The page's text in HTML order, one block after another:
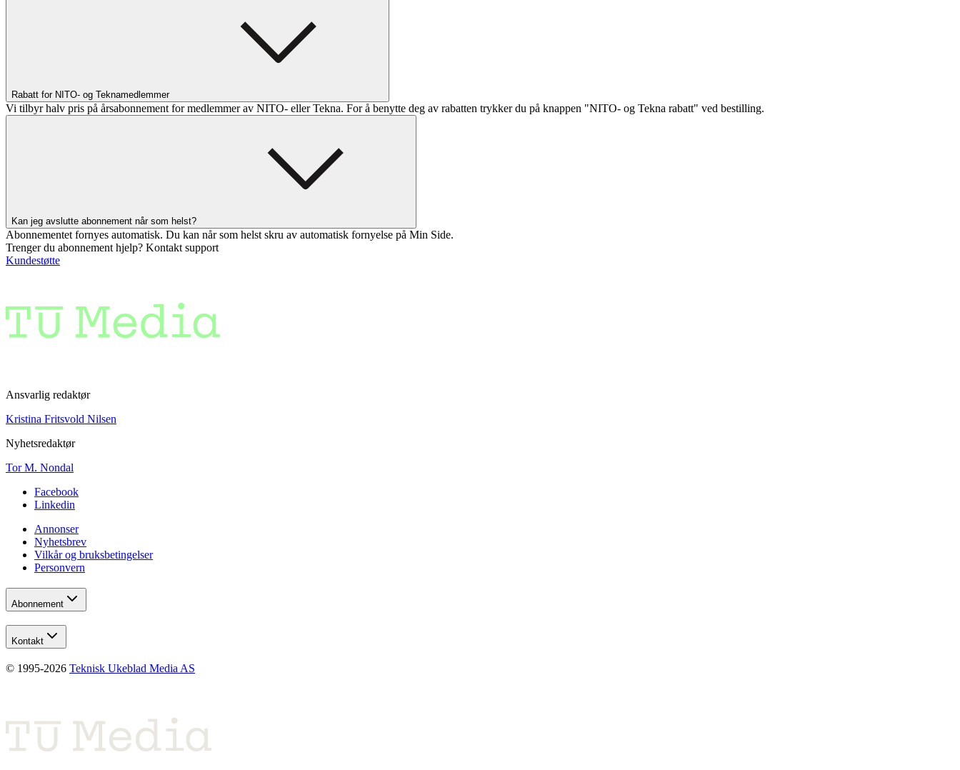
Rabatt for NITO- og Teknamedlemmer
Vi tilbyr halv pris på årsabonnement for medlemmer av NITO- eller Tekna. For å benytte deg av rabatten trykker du på knappen "NITO- og Tekna rabatt" ved bestilling.
Kan jeg avslutte abonnement når som helst?
Abonnementet fornyes automatisk. Du kan når som helst skru av automatisk fornyelse på Min Side.
Trenger du abonnement hjelp? Kontakt support
Kundestøtte
Ansvarlig redaktør
Kristina Fritsvold Nilsen
Nyhetsredaktør
Tor M. Nondal
Facebook
Linkedin
Annonser
Nyhetsbrev
Vilkår og bruksbetingelser
Personvern
Abonnement
Kontakt
© 1995-2026 Teknisk Ukeblad Media AS